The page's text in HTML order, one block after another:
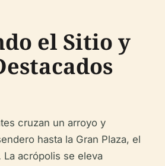
el Sitio y
cruzan un arroyo y
hasta la Gran Plaza, el
La acrópolis se eleva